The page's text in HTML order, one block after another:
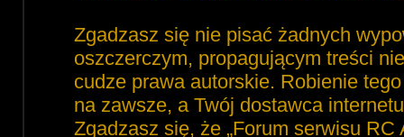
Zgadzasz się nie pisać żadnych
oszczerczym, propagującym treści
cudze prawa autorskie. Robienie
na zawsze, a Twój dostawca
Zgadzasz się, że „Forum serwisu